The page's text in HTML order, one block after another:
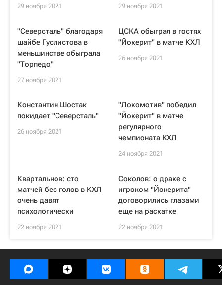
29 ноября 2021 29 ноября 2021
"Северсталь" благодаря
шайбе Гуслистова в
меньшинстве обыграла
"Торпедо"
27 ноября 2021
ЦСКА обыграл в гостях
"Йокерит" в матче КХЛ
26 ноября 2021
Константин Шостак
покидает "Северсталь"
26 ноября 2021
"Локомотив" победил
"Йокерит" в матче
регулярного
чемпионата КХЛ
24 ноября 2021
Квартальнов: сто
матчей без голов в КХЛ
очень давят
психологически
22 ноября 2021
Соколов: о драке с
игроком "Йокерита"
договорились глазами
еще на раскатке
22 ноября 2021